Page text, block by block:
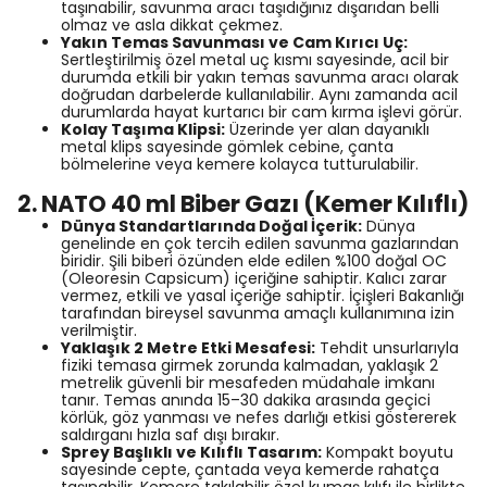
taşınabilir, savunma aracı taşıdığınız dışarıdan belli
olmaz ve asla dikkat çekmez.
Yakın Temas Savunması ve Cam Kırıcı Uç:
Sertleştirilmiş özel metal uç kısmı sayesinde, acil bir
durumda etkili bir yakın temas savunma aracı olarak
doğrudan darbelerde kullanılabilir. Aynı zamanda acil
durumlarda hayat kurtarıcı bir cam kırma işlevi görür.
Kolay Taşıma Klipsi: Üzerinde yer alan dayanıklı
metal klips sayesinde gömlek cebine, çanta
bölmelerine veya kemere kolayca tutturulabilir.
2. NATO 40 ml Biber Gazı (Kemer Kılıflı)
Dünya Standartlarında Doğal İçerik: Dünya
genelinde en çok tercih edilen savunma gazlarından
biridir. Şili biberi özünden elde edilen %100 doğal OC
(Oleoresin Capsicum) içeriğine sahiptir. Kalıcı zarar
vermez, etkili ve yasal içeriğe sahiptir. İçişleri Bakanlığı
tarafından bireysel savunma amaçlı kullanımına izin
verilmiştir.
Yaklaşık 2 Metre Etki Mesafesi: Tehdit unsurlarıyla
fiziki temasa girmek zorunda kalmadan, yaklaşık 2
metrelik güvenli bir mesafeden müdahale imkanı
tanır. Temas anında 15–30 dakika arasında geçici
körlük, göz yanması ve nefes darlığı etkisi göstererek
saldırganı hızla saf dışı bırakır.
Sprey Başlıklı ve Kılıflı Tasarım: Kompakt boyutu
sayesinde cepte, çantada veya kemerde rahatça